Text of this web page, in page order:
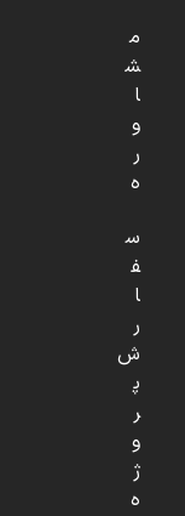
م
ش
ا
و
ر
ه
س
ف
ا
ر
ش
پ
ر
و
ژ
ه